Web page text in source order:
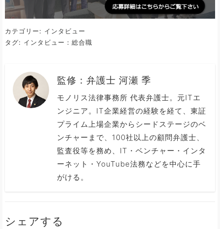
カテゴリー: インタビュー
タグ: インタビュー：総合職
監修： 弁護士 河瀬 季
モノリス法律事務所 代表弁護士。元ITエ
ンジニア。IT企業経営の経験を経て、東証
プライム上場企業からシードステージのベ
ンチャーまで、100社以上の顧問弁護士、
監査役等を務め、IT・ベンチャー・インタ
ーネット・YouTube法務などを中心に手
がける。
シェアする